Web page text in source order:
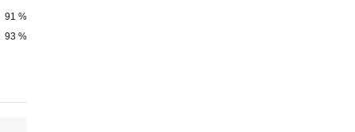
91 %
93 %